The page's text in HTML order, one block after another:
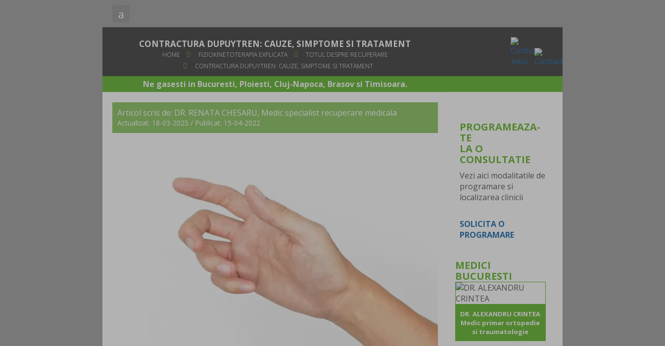
CONTRACTURA DUPUYTREN: CAUZE, SIMPTOME SI TRATAMENT
HOME FIZIOKINETOTERAPIA EXPLICATA
TOTUL DESPRE RECUPERARE
CONTRACTURA DUPUYTREN: CAUZE, SIMPTOME SI TRATAMENT
Ne gasesti in Bucuresti, Ploiesti, Cluj-Napoca, Brasov si Timisoara.
Articol scris de: DR. RENATA CHESARU, Medic specialist recuperare medicala
Actualizat: 18-03-2025 / Publicat: 15-04-2022
PROGRAMEAZA-
TE
LA O
CONSULTATIE
Vezi aici modalitatile de
programare si
localizarea clinicii
SOLICITA O
PROGRAMARE
MEDICI
BUCURESTI
DR. ALEXANDRU CRINTEA
Medic primar ortopedie
si traumatologie